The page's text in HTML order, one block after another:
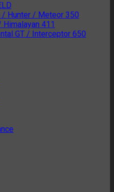
/ Hunter / Meteor 350
Himalayan 411
GT / Interceptor 650